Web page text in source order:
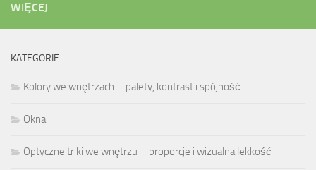
WIĘCEJ
KATEGORIE
Kolory we wnętrzach – palety, kontrast i spójność
Okna
Optyczne triki we wnętrzu – proporcje i wizualna lekkość